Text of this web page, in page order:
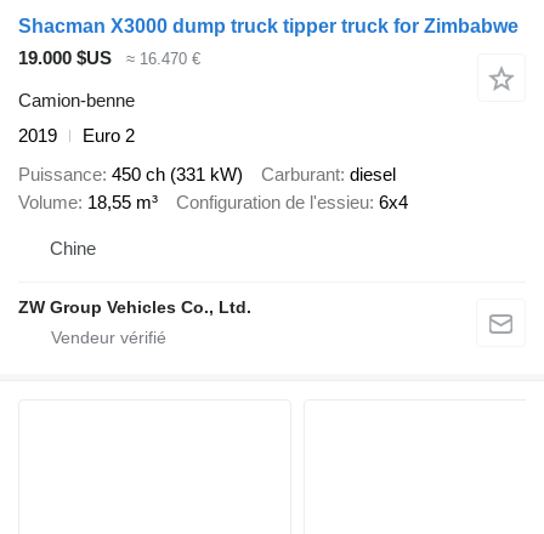
Shacman X3000 dump truck tipper truck for Zimbabwe
19.000 $US
≈ 16.470 €
Camion-benne
2019
Euro 2
Puissance 450 ch (331 kW) Carburant diesel
Volume 18,55 m³ Configuration de l'essieu 6x4
Chine
ZW Group Vehicles Co., Ltd.